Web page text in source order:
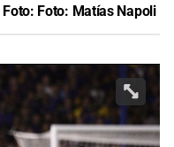
Foto: Foto: Matías Napoli